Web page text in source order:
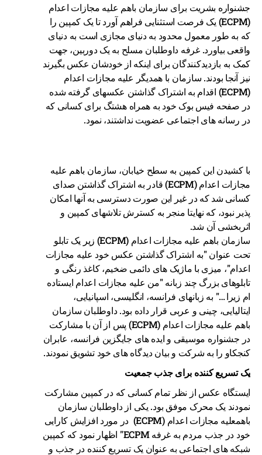
جشنواره بشریت برای سازمان باهم علیه مجازات اعدام
(ECPM) یک فرصت استثنایی فراهم آورد تا یک کمپین را
که به طور معمول محدود به دنیای مجازی است به دنیای
واقعی بیاورد. غرفه داوطلبان مسلح به یک دوربین، جهت
کمک به بازدیدکنندگان برای اینکه از خودشان عکس بگیرند
نیز آنجا بودند. سازمان با همدیگر علیه مجازات اعدام
(ECPM) اقدام به اشتراک گذاشتن عکسهای گرفته شده
در صفحه فیس بوک خود به همراه هشتگ برای کسانی که
در رسانه های اجتماعی عضویت نداشتند، نمود.
با کشیدن این کمپین به سطح خیابان، سازمان باهم علیه
مجازات اعدام (ECPM) قادر به اشتراک گذاشتن صدای
کسانی شد که در غیر این صورت دسترسی به آنها امکان
پذیر نبود، که نهایتا منجر به کسترش تلاشهای کمپین و
اثربخشی آن شد.
سازمان باهم علیه مجازات اعدام (ECPM) زیر یک تابلو
تحت عنوان "به اشتراک گذاشتن عکس خود علیه مجازات
اعدام"، میزی با ماژیک های دائمی ضخیم، کاغذ رنگی و
تابلوهای بزرگ چند زبانه "من علیه مجازات اعدام ایستاده
ام زیرا …" به زبانهای فرانسه، انگلیسی، اسپانیایی،
ایتالیایی، چینی و عربی قرار داده بود. داوطلبان سازمان
باهم علیه مجازات اعدام (ECPM) پس از آن با مشارکت
در جشنواره موسیقی و ایده های جایگزین فرانسه، عابران
کنجکاو را به شرکت و بیان دیدگاه های خود تشویق نمودند.
یک تسریع کننده برای جذب جمعیت
ایستگاه عکس از نظر تمام کسانی که در کمپین مشارکت
نمودند یک محرک موفق بود. یکی از داوطلبان سازمان
باهمعلیه مجازات اعدام (ECPM) در مورد افزایش کارایی
خود در جذب مردم به غرفه ECPM" اظهار نمود که کمپین
شبکه های اجتماعی به عنوان یک تسریع کننده در جذب و